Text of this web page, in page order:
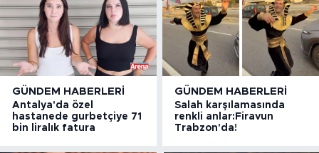
GÜNDEM HABERLERI
Antalya'da özel
hastanede gurbetçiye 71
bin liralık fatura
GÜNDEM HABERLERI
Salah karşılamasında
renkli anlar:Firavun
Trabzon'da!